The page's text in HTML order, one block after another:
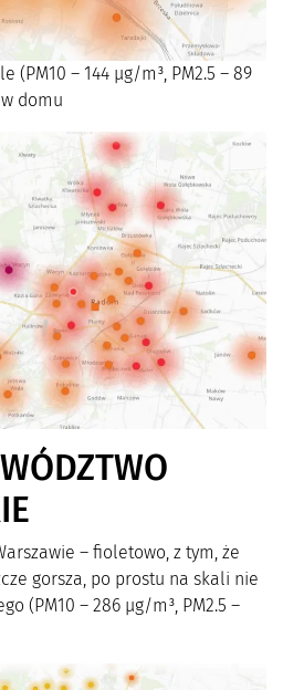
(PM10 – 144 µg/m³, PM2.5 – 89
domu
– fioletowo, z tym, że
gorsza, po prostu na skali nie
(PM10 – 286 µg/m³, PM2.5 –